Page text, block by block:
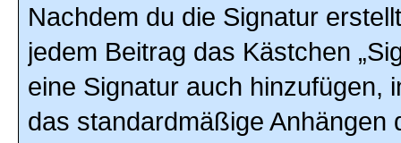
Nachdem du die Signatur
jedem Beitrag das Kästchen
eine Signatur auch hinzufügen,
das standardmäßige Anhängen